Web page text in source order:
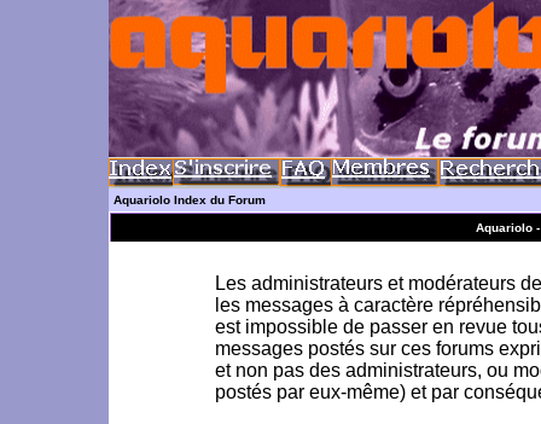
Aquariolo Index du Forum
Aquariolo
Les administrateurs et modérateurs
les messages à caractère
est impossible de passer en revue
messages postés sur ces forums
et non pas des administrateurs, ou
postés par eux-même) et par